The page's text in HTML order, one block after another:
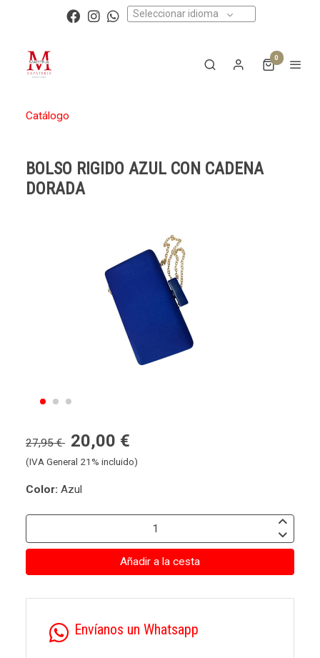
Seleccionar idioma
0
Catálogo
BOLSO RIGIDO AZUL CON CADENA
DORADA
27,95 € 20,00 €
(IVA General 21% incluido)
Color: Azul
Añadir a la cesta
Envíanos un Whatsapp